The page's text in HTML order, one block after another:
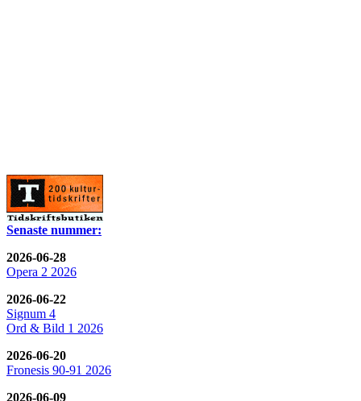
Senaste nummer:
2026-06-28
Opera 2 2026
2026-06-22
Signum 4
Ord & Bild 1 2026
2026-06-20
Fronesis 90-91 2026
2026-06-09